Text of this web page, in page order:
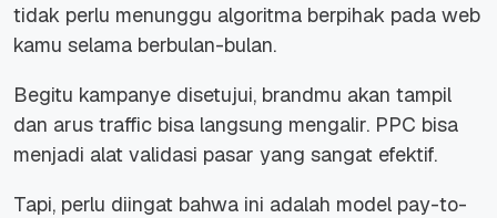
tidak perlu menunggu algoritma berpihak pada web
kamu selama berbulan-bulan.
Begitu kampanye disetujui, brandmu akan tampil
dan arus traffic bisa langsung mengalir. PPC bisa
menjadi alat validasi pasar yang sangat efektif.
Tapi, perlu diingat bahwa ini adalah model pay-to-